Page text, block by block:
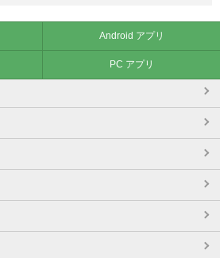
Android アプリ
PC アプリ